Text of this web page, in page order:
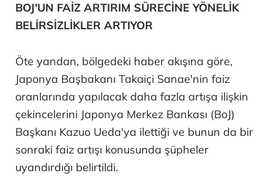
BOJ'UN FAİZ ARTIRIM SÜRECİNE YÖNELİK
BELİRSİZLİKLER ARTIYOR
Öte yandan, bölgedeki haber akışına göre,
Japonya Başbakanı Takaiçi Sanae'nin faiz
oranlarında yapılacak daha fazla artışa ilişkin
çekincelerini Japonya Merkez Bankası (BoJ)
Başkanı Kazuo Ueda'ya ilettiği ve bunun da bir
sonraki faiz artışı konusunda şüpheler
uyandırdığı belirtildi.